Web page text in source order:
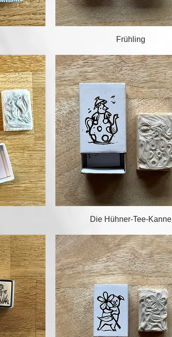
Schnellansicht
Frühling
Schnellansicht
Die Hühner-Tee-Kanne